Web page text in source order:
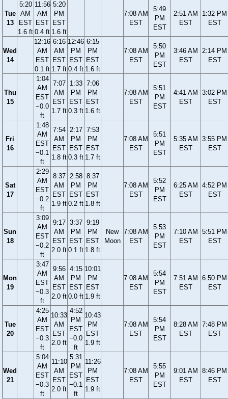
Tue
13
5:20
AM
EST
1.6 ft
11:56
AM
EST
0.4 ft
5:20
PM
EST
1.6 ft
7:08 AM
EST
5:49
PM
EST
2:51 AM
EST
1:32 PM
EST
Wed
14
12:16
AM
EST
0.1 ft
6:16
AM
EST
1.7 ft
12:46
PM
EST
0.4 ft
6:15
PM
EST
1.6 ft
7:08 AM
EST
5:50
PM
EST
3:46 AM
EST
2:14 PM
EST
Thu
15
1:04
AM
EST
−0.0
ft
7:07
AM
EST
1.7 ft
1:33
PM
EST
0.3 ft
7:06
PM
EST
1.6 ft
7:08 AM
EST
5:51
PM
EST
4:41 AM
EST
3:02 PM
EST
Fri
16
1:48
AM
EST
−0.1
ft
7:54
AM
EST
1.8 ft
2:17
PM
EST
0.3 ft
7:53
PM
EST
1.7 ft
7:08 AM
EST
5:51
PM
EST
5:35 AM
EST
3:55 PM
EST
Sat
17
2:29
AM
EST
−0.2
ft
8:37
AM
EST
1.9 ft
2:58
PM
EST
0.2 ft
8:37
PM
EST
1.8 ft
7:08 AM
EST
5:52
PM
EST
6:25 AM
EST
4:52 PM
EST
Sun
18
3:09
AM
EST
−0.2
ft
9:17
AM
EST
2.0 ft
3:37
PM
EST
0.1 ft
9:19
PM
EST
1.8 ft
New
Moon
7:08 AM
EST
5:53
PM
EST
7:10 AM
EST
5:51 PM
EST
Mon
19
3:47
AM
EST
−0.3
ft
9:56
AM
EST
2.0 ft
4:15
PM
EST
0.0 ft
10:01
PM
EST
1.9 ft
7:08 AM
EST
5:54
PM
EST
7:51 AM
EST
6:50 PM
EST
Tue
20
4:25
AM
EST
−0.3
ft
10:33
AM
EST
2.0 ft
4:52
PM
EST
−0.0
ft
10:43
PM
EST
1.9 ft
7:08 AM
EST
5:54
PM
EST
8:28 AM
EST
7:48 PM
EST
Wed
21
5:04
AM
EST
−0.3
ft
11:10
AM
EST
2.0 ft
5:31
PM
EST
−0.1
ft
11:26
PM
EST
1.9 ft
7:08 AM
EST
5:55
PM
EST
9:01 AM
EST
8:46 PM
EST